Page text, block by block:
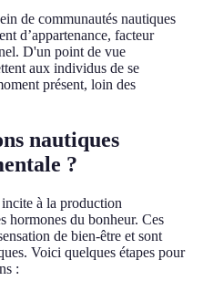
de communautés nautiques
d’appartenance, facteur
D'un point de vue
aux individus de se
présent, loin des
nautiques
?
à la production
hormones du bonheur. Ces
de bien-être et sont
Voici quelques étapes pour
: